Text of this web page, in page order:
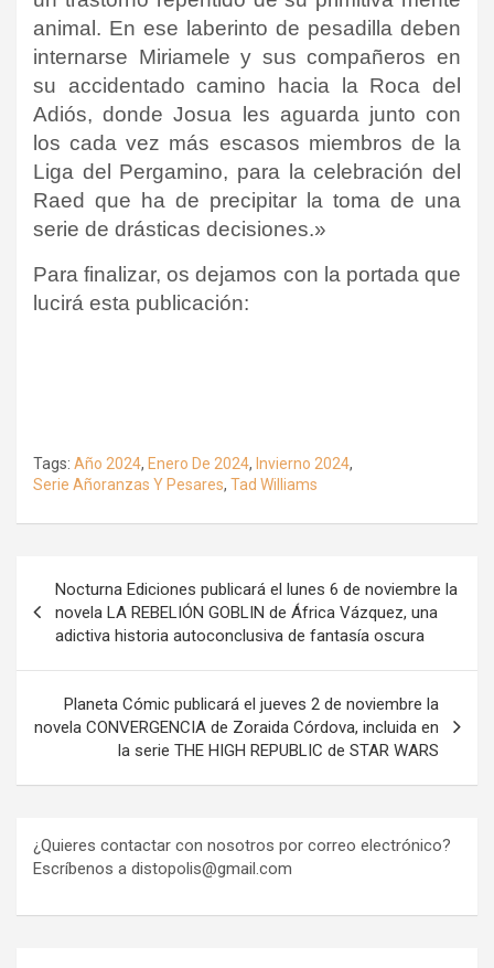
animal. En ese laberinto de pesadilla deben
internarse Miriamele y sus compañeros en
su accidentado camino hacia la Roca del
Adiós, donde Josua les aguarda junto con
los cada vez más escasos miembros de la
Liga del Pergamino, para la celebración del
Raed que ha de precipitar la toma de una
serie de drásticas decisiones.»
Para finalizar, os dejamos con la portada que
lucirá esta publicación:
Tags: Año 2024, Enero De 2024, Invierno 2024,
Serie Añoranzas Y Pesares, Tad Williams
de
entradas
Nocturna Ediciones publicará el lunes 6 de noviembre la
novela LA REBELIÓN GOBLIN de África Vázquez, una
adictiva historia autoconclusiva de fantasía oscura
Planeta Cómic publicará el jueves 2 de noviembre la
novela CONVERGENCIA de Zoraida Córdova, incluida en
la serie THE HIGH REPUBLIC de STAR WARS
¿Quieres contactar con nosotros por correo electrónico?
Escríbenos a distopolis@gmail.com